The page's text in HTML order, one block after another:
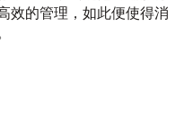
效的管理，如此便使得消